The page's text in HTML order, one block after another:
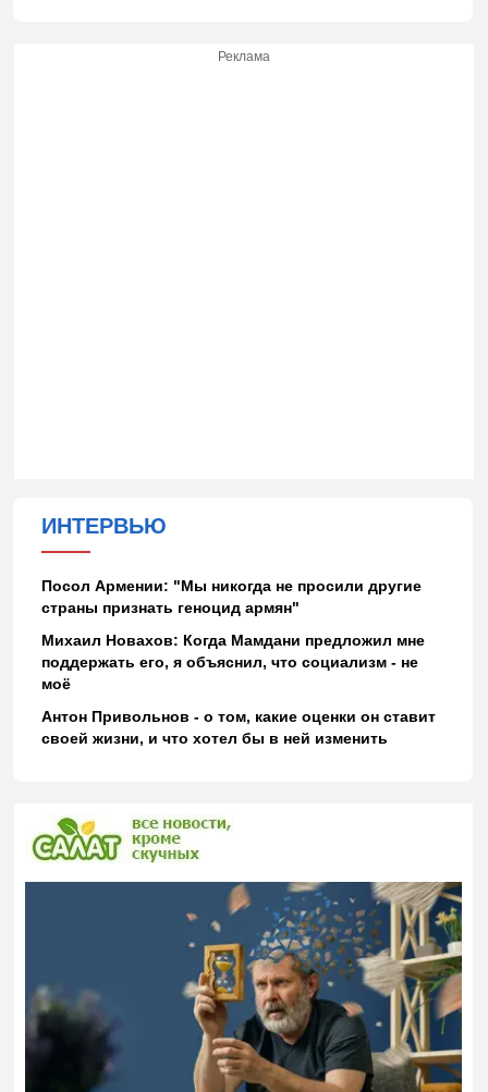
Реклама
ИНТЕРВЬЮ
Посол Армении: "Мы никогда не просили другие
страны признать геноцид армян"
Михаил Новахов: Когда Мамдани предложил мне
поддержать его, я объяснил, что социализм - не
моё
Антон Привольнов - о том, какие оценки он ставит
своей жизни, и что хотел бы в ней изменить